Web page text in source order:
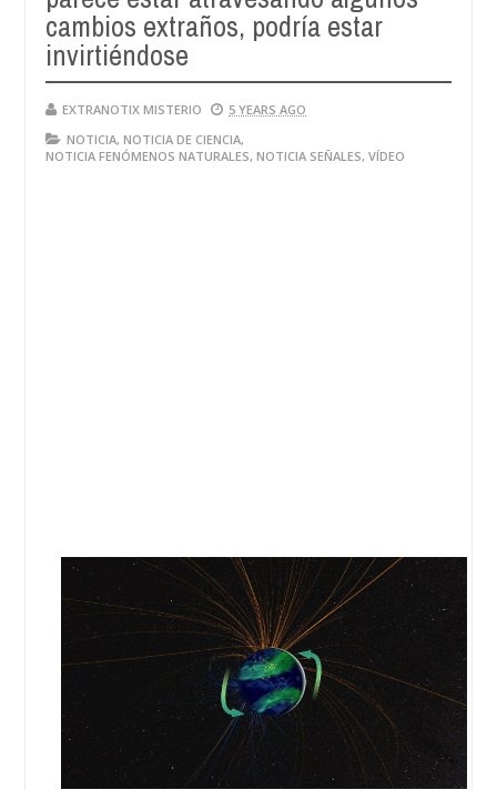
cambios extraños, podría estar
invirtiéndose
EXTRANOTIX MISTERIO
5 YEARS AGO
NOTICIA, NOTICIA DE CIENCIA,
NOTICIA FENÓMENOS NATURALES, NOTICIA SEÑALES, VÍDEO